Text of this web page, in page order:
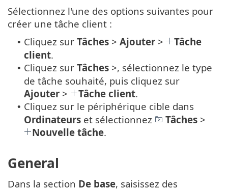
Sélectionnez l'une des options suivantes pour
créer une tâche client :
• Cliquez sur Tâches > Ajouter >
Tâche
client.
• Cliquez sur Tâches >, sélectionnez le type
de tâche souhaité, puis cliquez sur
Ajouter > Tâche client.
• Cliquez sur le périphérique cible dans
Ordinateurs et sélectionnez Tâches >
Nouvelle tâche.
General
Dans la section De base, saisissez des